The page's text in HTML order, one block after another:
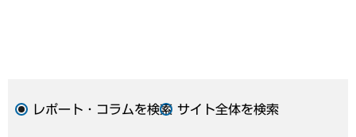
レポート・コラムを検索 サイト全体を検索